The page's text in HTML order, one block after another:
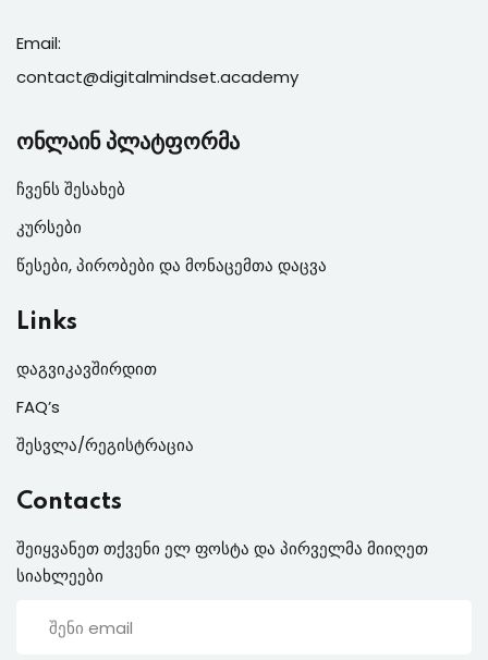
Email:
contact@digitalmindset.academy
ონლაინ პლატფორმა
ჩვენს შესახებ
კურსები
წესები, პირობები და მონაცემთა დაცვა
Links
დაგვიკავშირდით
FAQ’s
შესვლა/რეგისტრაცია
Contacts
შეიყვანეთ თქვენი ელ ფოსტა და პირველმა მიიღეთ
სიახლეები